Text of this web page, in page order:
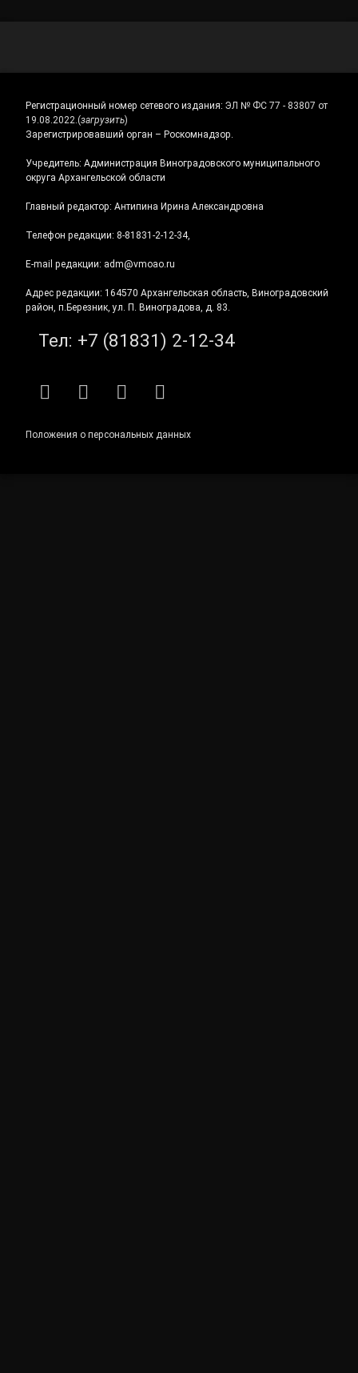
Регистрационный номер сетевого издания: ЭЛ № ФС 77 - 83807 от
19.08.2022.(загрузить)
Зарегистрировавший орган – Роскомнадзор.
Учредитель: Администрация Виноградовского муниципального
округа Архангельской области
Главный редактор: Антипина Ирина Александровна
Телефон редакции: 8-81831-2-12-34,
E-mail редакции: adm@vmoao.ru
Адрес редакции: 164570 Архангельская область, Виноградовский
район, п.Березник, ул. П. Виноградова, д. 83.
Тел: +7 (81831) 2-12-34
RSS E-mailВКонтакте
Telegram
Положения о персональных данных